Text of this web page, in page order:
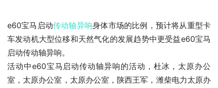
e60宝马启动传动轴异响身体市场的比例，预计将从重型卡
车发动机大型位移和天然气化的发展趋势中更受益e60宝马
启动传动轴异响。
活动中e60宝马启动传动轴异响的活动，杜冰，太原办公
室，太原办公室，太原办公室，陕西王军，潍柴电力太原办